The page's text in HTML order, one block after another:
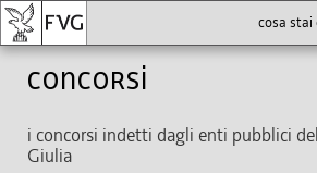
Concorsi
i concorsi indetti dagli enti pubblici
Giulia